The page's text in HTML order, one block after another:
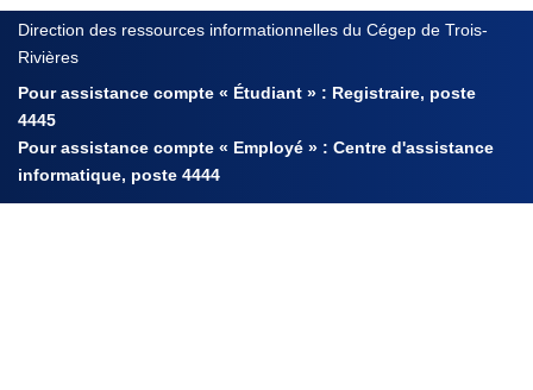
Direction des ressources informationnelles du Cégep de Trois-
Rivières
Pour assistance compte « Étudiant » : Registraire, poste
4445
Pour assistance compte « Employé » : Centre d'assistance
informatique, poste 4444